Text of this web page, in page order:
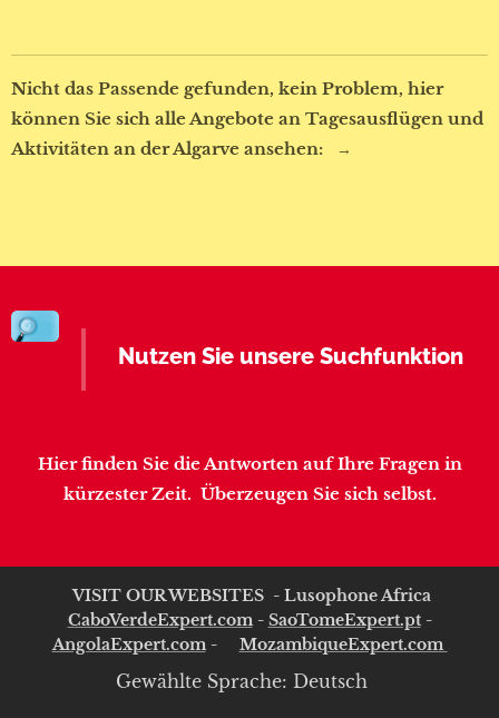
Nicht das Passende gefunden, kein Problem, hier
können Sie sich alle Angebote an Tagesausflügen und
Aktivitäten an der Algarve ansehen:
→
Nutzen Sie unsere Suchfunktion
Hier finden Sie die Antworten auf Ihre Fragen in
kürzester Zeit. Überzeugen Sie sich selbst.
VISIT OUR WEBSITES - Lusophone Africa
CaboVerdeExpert.com- SaoTomeExpert.pt-
AngolaExpert.com- MozambiqueExpert.com
Gewählte Sprache: Deutsch